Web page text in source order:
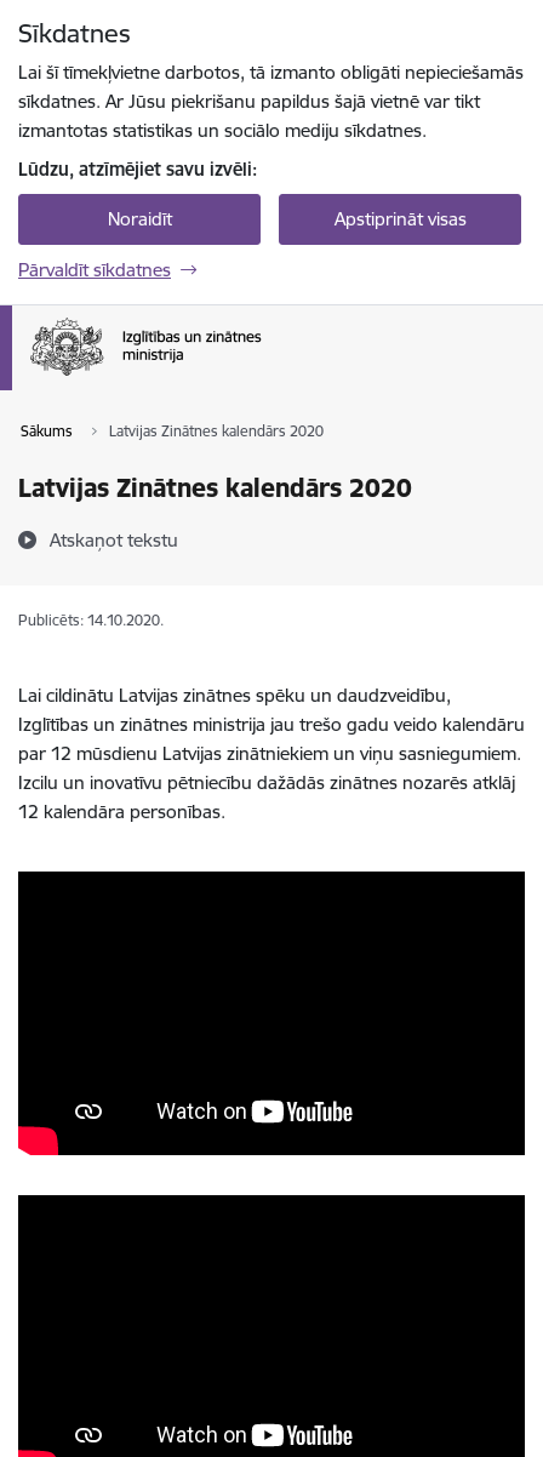
Sīkdatnes
Lai šī tīmekļvietne darbotos, tā izmanto obligāti nepieciešamās
sīkdatnes. Ar Jūsu piekrišanu papildus šajā vietnē var tikt
izmantotas statistikas un sociālo mediju sīkdatnes.
Lūdzu, atzīmējiet savu izvēli:
Noraidīt Apstiprināt visas
Pārvaldīt sīkdatnes
Sākums Latvijas Zinātnes kalendārs 2020
Latvijas Zinātnes kalendārs 2020
Atskaņot tekstu
Publicēts: 14.10.2020.
Lai cildinātu Latvijas zinātnes spēku un daudzveidību,
Izglītības un zinātnes ministrija jau trešo gadu veido kalendāru
par 12 mūsdienu Latvijas zinātniekiem un viņu sasniegumiem.
Izcilu un inovatīvu pētniecību dažādās zinātnes nozarēs atklāj
12 kalendāra personības.